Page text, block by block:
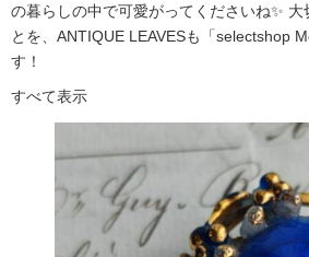
の暮らしの中で可愛がってくださいね✨ 大
とを、ANTIQUE LEAVESも「selectshop
す！
すべて表示